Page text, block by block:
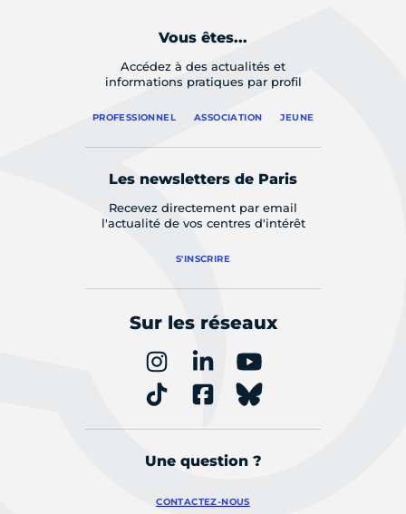
Vous êtes...
Accédez à des actualités et
informations pratiques par profil
PROFESSIONNEL ASSOCIATION JEUNE
Les newsletters de Paris
Recevez directement par email
l'actualité de vos centres d'intérêt
S'INSCRIRE
Sur les réseaux
Une question ?
CONTACTEZ-NOUS